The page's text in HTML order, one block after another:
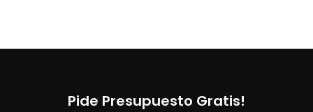
Pide Presupuesto Gratis!